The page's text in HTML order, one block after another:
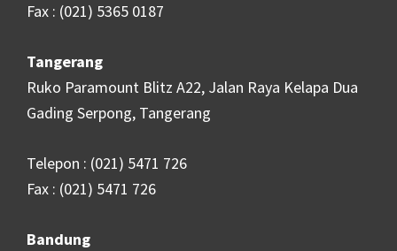
Fax : (021) 5365 0187
Tangerang
Ruko Paramount Blitz A22, Jalan Raya Kelapa Dua
Gading Serpong, Tangerang
Telepon : (021) 5471 726
Fax : (021) 5471 726
Bandung